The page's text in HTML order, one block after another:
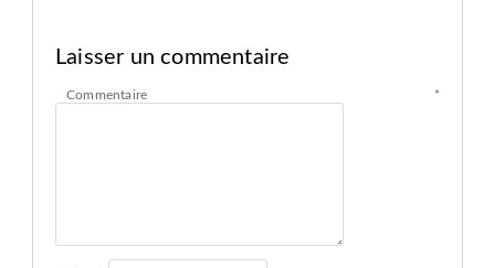
Laisser un commentaire
Commentaire *